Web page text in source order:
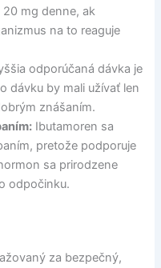
mg denne, ak
na to reaguje
odporúčaná dávka je
dávku by mali užívať len
znášaním.
Ibutamoren sa
pretože podporuje
sa prirodzene
odpočinku.
za bezpečný,